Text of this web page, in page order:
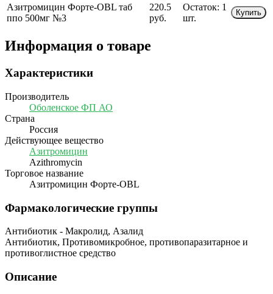
Азитромицин Форте-OBL таб
ппо 500мг №3
220.5
руб.
Остаток: 1
шт.
Купить
Информация о товаре
Характеристики
Производитель
Оболенское ФП АО
Страна
Россия
Действующее вещество
Азитромицин
Azithromycin
Торговое название
Азитромицин Форте-OBL
Фармакологические группы
Антибиотик - Макролид, Азалид
Антибиотик, Противомикробное, противопаразитарное и
противоглистное средство
Описание